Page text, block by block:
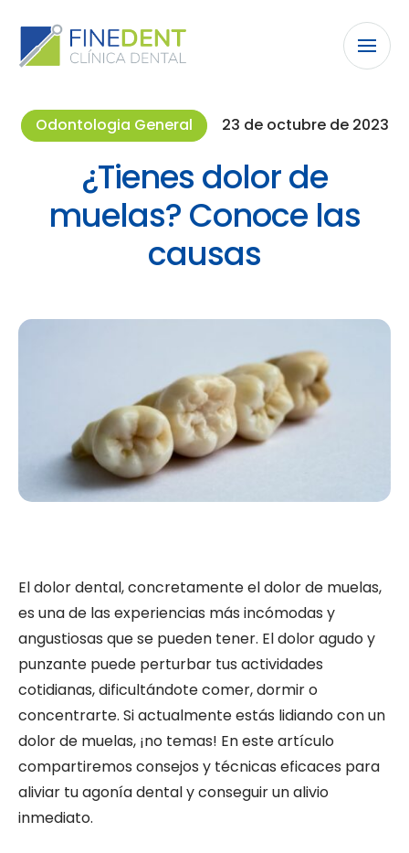
Odontologia General 23 de octubre de 2023
¿Tienes dolor de
muelas? Conoce las
causas
El dolor dental, concretamente el dolor de muelas,
es una de las experiencias más incómodas y
angustiosas que se pueden tener. El dolor agudo y
punzante puede perturbar tus actividades
cotidianas, dificultándote comer, dormir o
concentrarte. Si actualmente estás lidiando con un
dolor de muelas, ¡no temas! En este artículo
compartiremos consejos y técnicas eficaces para
aliviar tu agonía dental y conseguir un alivio
inmediato.